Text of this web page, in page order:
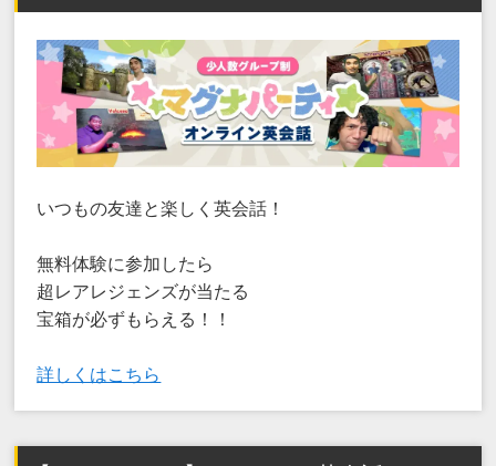
いつもの友達と楽しく英会話！
無料体験に参加したら
超レアレジェンズが当たる
宝箱が必ずもらえる！！
詳しくはこちら